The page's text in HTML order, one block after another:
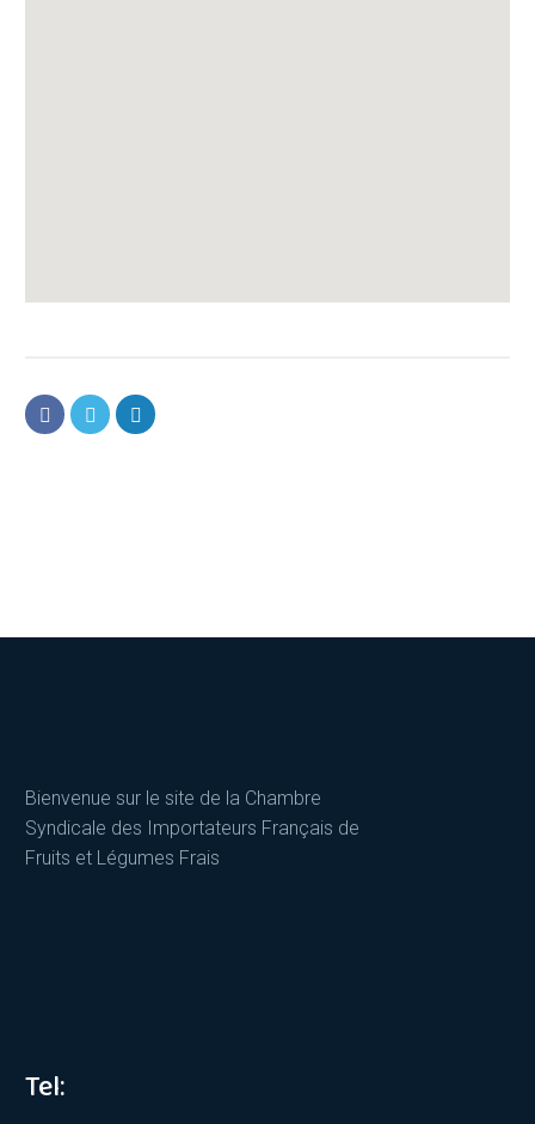
Bienvenue sur le site de la Chambre
Syndicale des Importateurs Français de
Fruits et Légumes Frais
Tel: